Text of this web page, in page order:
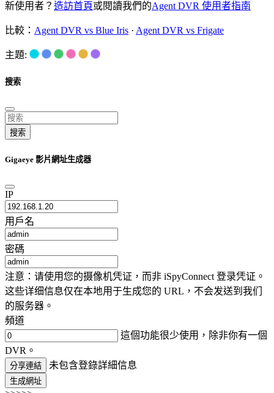
新使用者？ 造訪首頁或閱讀我們的Agent DVR 使用者指南
比較： Agent DVR vs Blue Iris · Agent DVR vs Frigate
主題:
搜索
搜索
Gigaeye 影片網址生成器
IP
用戶名
密碼
注意：请使用您的摄像机凭证，而非 iSpyConnect 登录凭证。
这些详细信息仅在本地用于生成您的 URL，不会发送到我们
的服务器。
頻道
這個功能很少使用，除非你有一個
DVR。
分享連結 未包含登錄詳細信息
生成網址